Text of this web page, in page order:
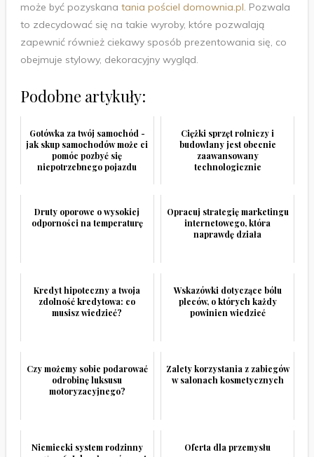
może być pozyskana tania pościel domownia.pl. Pozwala
to zdecydować się na takie wyroby, które pozwalają
zapewnić również ciekawy sposób prezentowania się, co
obejmuje stylowy, dekoracyjny wygląd.
Podobne artykuły:
Gotówka za twój samochód -
jak skup samochodów może ci
pomóc pozbyć się
niepotrzebnego pojazdu
Ciężki sprzęt rolniczy i
budowlany jest obecnie
zaawansowany
technologicznie
Druty oporowe o wysokiej
odporności na temperaturę
Opracuj strategię marketingu
internetowego, która
naprawdę działa
Kredyt hipoteczny a twoja
zdolność kredytowa: co
musisz wiedzieć?
Wskazówki dotyczące bólu
pleców, o których każdy
powinien wiedzieć
Czy możemy sobie podarować
odrobinę luksusu
motoryzacyjnego?
Zalety korzystania z zabiegów
w salonach kosmetycznych
Niemiecki system rodzinny
Oferta dla przemysłu